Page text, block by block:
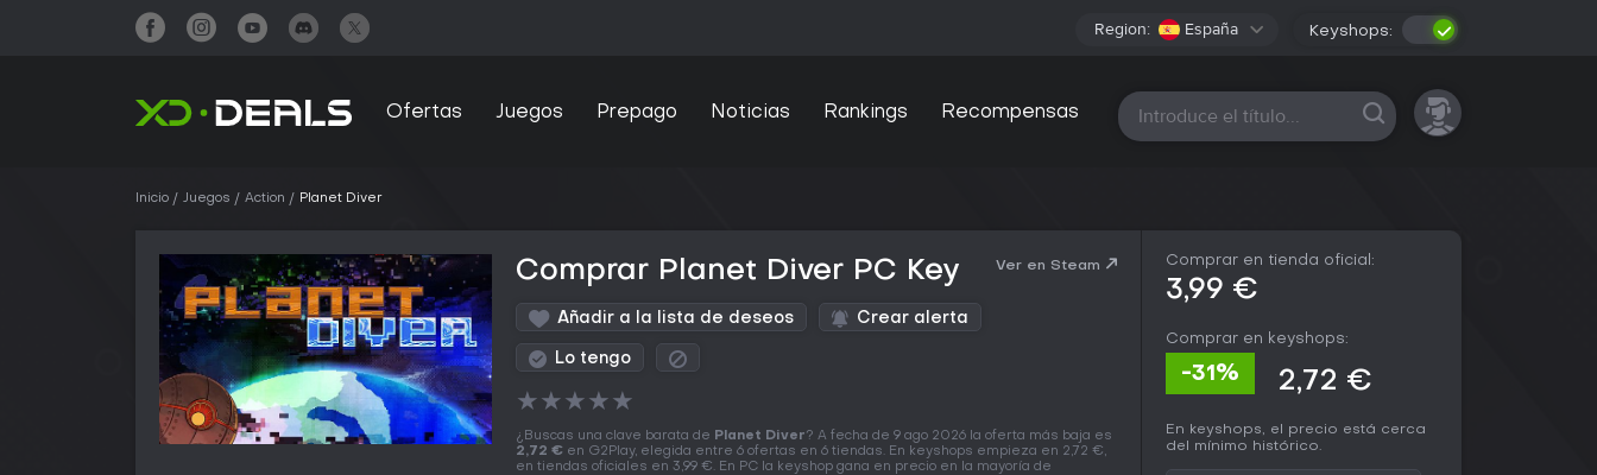
Region: España Keyshops:
Ofertas Juegos Prepago Noticias Rankings Recompensas Todas las plataformas
Inicio Juegos Action Planet Diver
Comprar Planet Diver PC Key Ver en Steam
Añadir a la lista de deseos Crear alerta
Lo tengo
★★★★★
¿Buscas una clave barata de Planet Diver? A fecha de 9 ago 2026 la oferta más baja es
2,72 € en G2Play, elegida entre 6 ofertas en 6 tiendas. En keyshops empieza en 2,72 €,
en tiendas oficiales en 3,99 €. En PC la keyshop gana en precio en la mayoría de
Comprar en tienda oficial:
3,99 €
Comprar en keyshops:
-31% 2,72 €
En keyshops, el precio está cerca
del mínimo histórico.